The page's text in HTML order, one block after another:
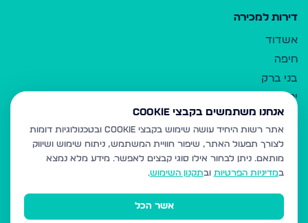
דירות למכירה
אשדוד
חיפה
בני ברק
ירושלים
אלעד
גבעת זאב
בית שמש
רכסים
מודיעין עילית
אנחנו משתמשים בקבצי Cookie
אתר רשות היחיד עושה שימוש בקבצי Cookie ובטכנולוגיות דומות
לצורך תפעול האתר, שיפור חוויית המשתמש, ניתוח שימוש ושיווק
מותאם. ניתן לבחור אילו סוגי קבצים לאפשר. מידע מלא נמצא
במדיניות הפרטיות ובתקנון השימוש.
אשר הכל